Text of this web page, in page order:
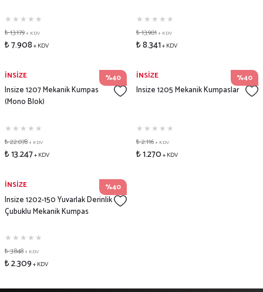
₺ 13.179+ KDV
₺ 7.908+ KDV
₺ 13.901+ KDV
₺ 8.341+ KDV
%40
İNSİZE
Insize 1207 Mekanik Kumpas
(Mono Blok)
₺ 22.078+ KDV
₺ 13.247+ KDV
%40
İNSİZE
Insize 1205 Mekanik Kumpaslar
₺ 2.116+ KDV
₺ 1.270+ KDV
%40
İNSİZE
Insize 1202-150 Yuvarlak Derinlik
Çubuklu Mekanik Kumpas
₺ 3.848+ KDV
₺ 2.309+ KDV